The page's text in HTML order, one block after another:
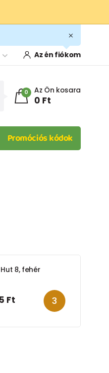
Az én fiókom
0 Az Ön kosara
0 Ft
Promóciós kódok
8, fehér
Ft